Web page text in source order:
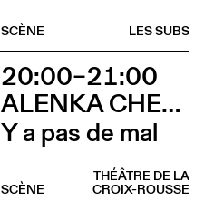
LES SUBS
SCÈNE
20:00–21:00
ALENKA CHENUZ & AMÉLIE VIDON
Y a pas de mal
THÉÂTRE DE LA
CROIX-ROUSSE
SCÈNE